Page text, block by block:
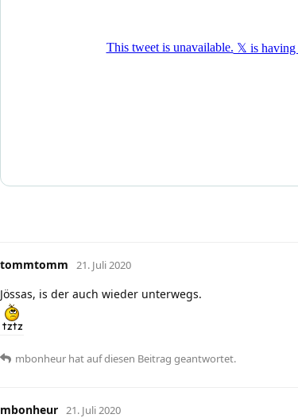
tommtomm 21. Juli 2020
Jössas, is der auch wieder unterwegs.
mbonheur hatauf diesen Beitrag geantwortet.
mbonheur 21. Juli 2020